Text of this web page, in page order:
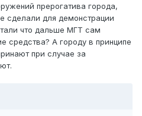
прерогатива города,
сделали для демонстрации
что дальше МГТ сам
средства? А городу в принципе
при случае за